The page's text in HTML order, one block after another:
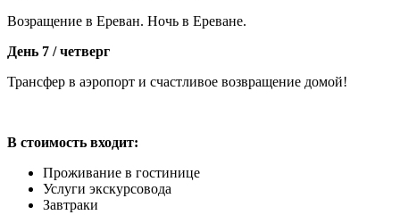
Возращение в Ереван. Ночь в Ереване.
День 7 / четверг
Трансфер в аэропорт и счастливое возвращение домой!
В стоимость входит:
Проживание в гостинице
Услуги экскурсовода
Завтраки